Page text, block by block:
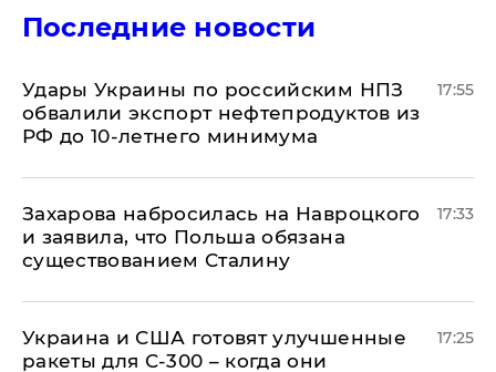
Последние новости
Удары Украины по российским НПЗ
обвалили экспорт нефтепродуктов из
РФ до 10-летнего минимума
17:55
​Захарова набросилась на Навроцкого
и заявила, что Польша обязана
существованием Сталину
17:33
Украина и США готовят улучшенные
ракеты для С-300 – когда они
17:25